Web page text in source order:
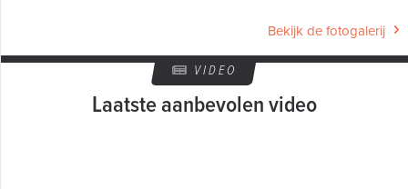
Bekijk de fotogalerij
VIDEO
Laatste aanbevolen video